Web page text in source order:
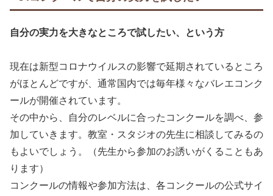
自分の実力を大きなところで試したい、という方
現在は新型コロナウイルスの影響で延期されているところ
がほとんどですが、通常国内では毎年様々なバレエコンク
ールが開催されています。
その中から、自分のレベルに合ったコンクールを調べ、参
加していきます。教室・スタジオの先生に相談してみるの
もよいでしょう。（先生から参加のお誘いがくることもあ
ります）
コンクールの情報や参加方法は、各コンクールの公式サイ